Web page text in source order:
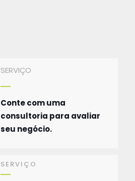
SERVIÇO
Conte com uma
consultoria para avaliar
seu negócio.
SERVIÇO